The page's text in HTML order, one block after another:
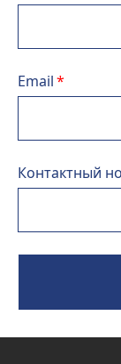
Email
Контактный